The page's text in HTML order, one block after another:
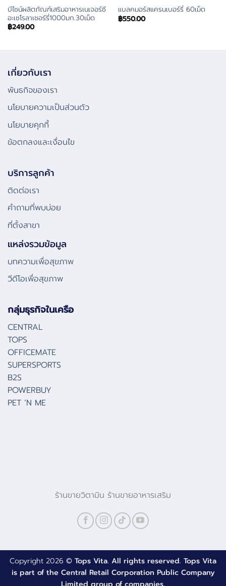
บีไชน์ผลิตภัณฑ์เสริมอาหารเนเจอร์ซี
อะเซโรลาเชอร์รี่1000มก.30เม็ด
฿249.00
แบลคมอร์สแครนเบอร์รี่ 60เม็ด
฿550.00
เกี่ยวกับเรา
พันธกิจของเรา
นโยบายความเป็นส่วนตัว
นโยบายคุกกี้
ข้อตกลงและเงื่อนไข
บริการลูกค้า
ติดต่อเรา
คําถามที่พบบ่อย
ที่ตั้งสาขา
แหล่งรวมข้อมูล
บทความเพื่อสุขภาพ
วีดีโอเพื่อสุขภาพ
กลุ่มธุรกิจในเครือ
CENTRAL
TOPS
OFFICEMATE
SUPERSPORTS
B2S
POWERBUY
PET ‘N ME
ร้านขายวิตามิน ร้านขายอาหารเสริม
Copyright 2026 © Tops Vita. All rights reserved. Tops Vita
is part of the Central Retail Corporation Public Company